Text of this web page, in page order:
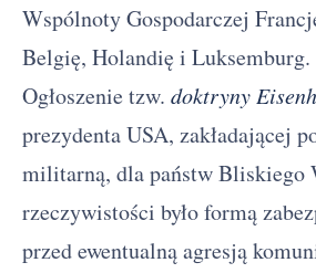
Wspólnoty Gospodarczej
Belgię, Holandię i Luksemburg.
Ogłoszenie tzw. doktryny
prezydenta USA, zakładającej
militarną, dla państw Bliskiego
rzeczywistości było formą
przed ewentualną agresją